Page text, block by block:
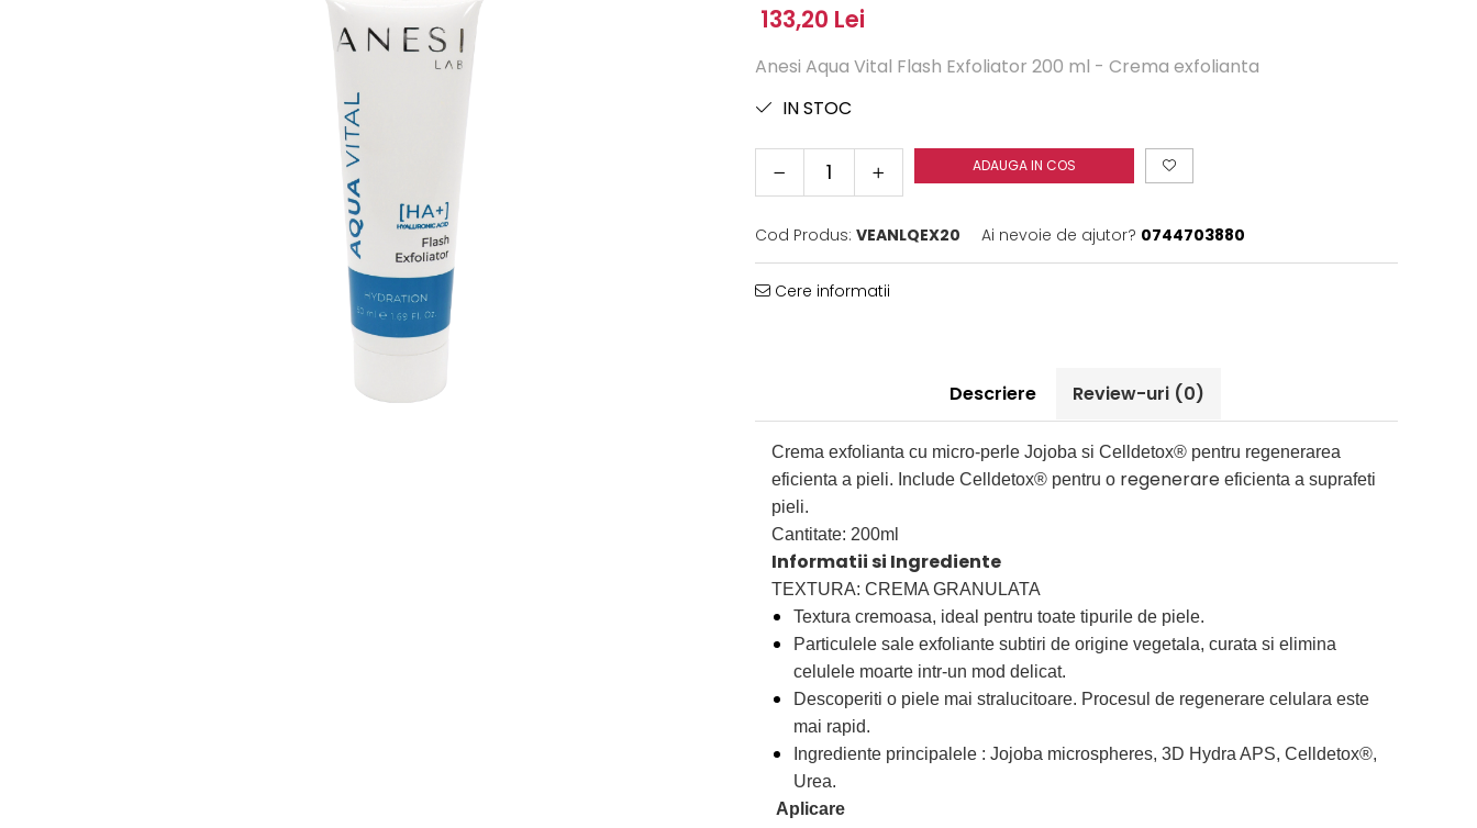
133,20 Lei
Anesi Aqua Vital Flash Exfoliator 200 ml - Crema exfolianta
IN STOC
ADAUGA IN COS
Cod Produs: VEANLQEX20 Ai nevoie de ajutor? 0744703880
Cere informatii
Descriere Review-uri (0)
Crema exfolianta cu micro-perle Jojoba si Celldetox® pentru regenerarea
eficienta a pieli. Include Celldetox® pentru o regenerare eficienta a suprafeti
pieli.
Cantitate: 200ml
Informatii si Ingrediente
TEXTURA: CREMA GRANULATA
Textura cremoasa, ideal pentru toate tipurile de piele.
Particulele sale exfoliante subtiri de origine vegetala, curata si elimina
celulele moarte intr-un mod delicat.
Descoperiti o piele mai stralucitoare. Procesul de regenerare celulara este
mai rapid.
Ingrediente principalele : Jojoba microspheres, 3D Hydra APS, Celldetox®,
Urea.
Aplicare